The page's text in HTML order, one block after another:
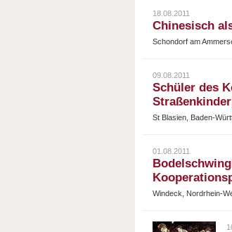
18.08.2011
Chinesisch
Schondorf am
09.08.2011
Schüler des
St Blasien, Baden-
01.08.2011
Windeck, Nordrhein-